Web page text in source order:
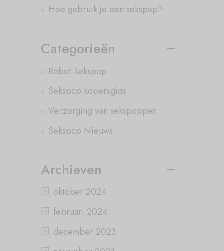
Hoe gebruik je een sekspop?
Categorieën
Robot Sekspop
Sekspop kopersgids
Verzorging van sekspoppen
Sekspop Nieuws
Archieven
oktober 2024
februari 2024
december 2023